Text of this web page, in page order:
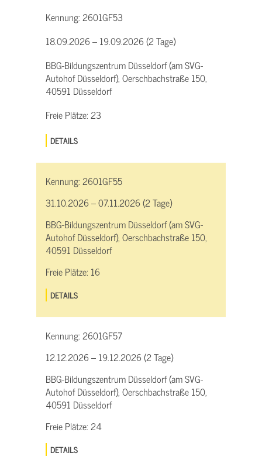
Kennung:2601GF53
18.09.2026 – 19.09.2026 (2 Tage)
BBG-Bildungszentrum Düsseldorf (am SVG-
Autohof Düsseldorf), Oerschbachstraße 150,
40591 Düsseldorf
Freie Plätze:23
DETAILS
Kennung:2601GF55
31.10.2026 – 07.11.2026 (2 Tage)
BBG-Bildungszentrum Düsseldorf (am SVG-
Autohof Düsseldorf), Oerschbachstraße 150,
40591 Düsseldorf
Freie Plätze: 16
DETAILS
Kennung:2601GF57
12.12.2026 – 19.12.2026 (2 Tage)
BBG-Bildungszentrum Düsseldorf (am SVG-
Autohof Düsseldorf), Oerschbachstraße 150,
40591 Düsseldorf
Freie Plätze:24
DETAILS